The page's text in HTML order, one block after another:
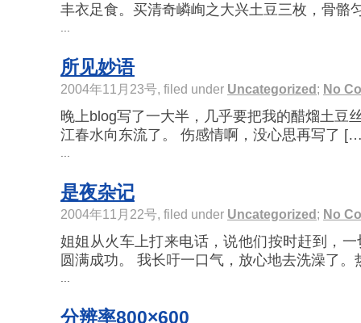
丰衣足食。买清奇嶙峋之大兴土豆三枚，骨骼
所见妙语
2004年11月23号, filed under Uncategorized ; No
晚上blog写了一大半，几乎要把我的醋熘土豆
江春水向东流了。 伤感情啊，没心思再写了
是夜杂记
2004年11月22号, filed under Uncategorized ; No
姐姐从火车上打来电话，说他们按时赶到，
圆满成功。 我长吁一口气，放心地去洗澡了
分辨率800×600